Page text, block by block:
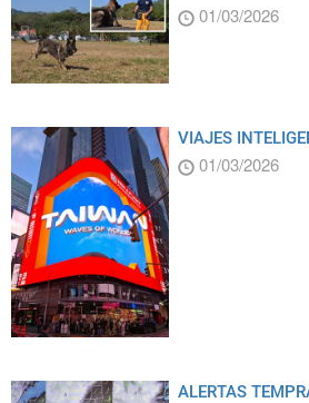
01/03/2026
VIAJES
01/03/2026
ALERTAS